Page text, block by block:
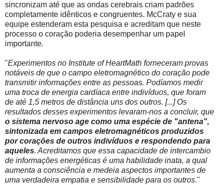
sincronizam até que as ondas cerebrais criam padrões
completamente idênticos e congruentes. McCraty e sua
equipe estenderam esta pesquisa e acreditam que neste
processo o coração poderia desempenhar um papel
importante.
"Experimentos no Institute of HeartMath forneceram provas
notáveis de que o campo eletromagnético do coração pode
transmitir informações entre as pessoas. Podíamos medir
uma troca de energia cardíaca entre indivíduos, que foram
de até 1,5 metros de distância uns dos outros. [...] Os
resultados desses experimentos levaram-nos a concluir, que
o sistema nervoso age como uma espécie de "antena",
sintonizada em campos eletromagnéticos produzidos
por corações de outros indivíduos e respondendo para
aqueles. Acreditamos que essa capacidade de intercambio
de informações energéticas é uma habilidade inata, a qual
aumenta a consciência e medeia aspectos importantes de
uma verdadeira empatia e sensibilidade para os outros."